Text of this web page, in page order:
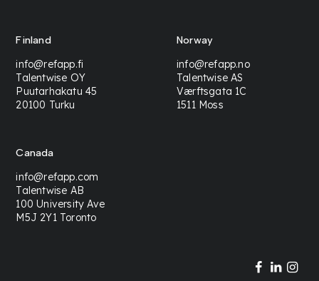
Finland
info@refapp.fi
Talentwise OY
Puutarhakatu 45
20100 Turku
Norway
info@refapp.no
Talentwise AS
Værftsgata 1C
1511 Moss
Canada
info@refapp.com
Talentwise AB
100 University Ave
M5J 2Y1 Toronto